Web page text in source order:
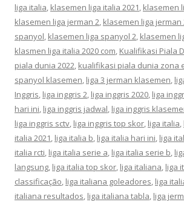
liga italia, klasemen liga italia 2021, klasemen
klasemen liga jerman 2, klasemen liga jerman
spanyol, klasemen liga spanyol 2, klasemen
klasmen liga italia 2020 com, Kualifikasi Piala
piala dunia 2022, kualifikasi piala dunia zona
spanyol klasemen, liga 3 jerman klasemen,
Inggris, liga inggris 2, liga inggris 2020, liga
hari ini, liga inggris jadwal, liga inggris
liga inggris sctv, liga inggris top skor, liga italia,
italia 2021, liga italia b, liga italia hari ini, liga
italia rcti, liga italia serie a, liga italia serie b,
langsung, liga italia top skor, liga italiana, liga
classificação, liga italiana goleadores, liga
italiana resultados, liga italiana tabla, liga